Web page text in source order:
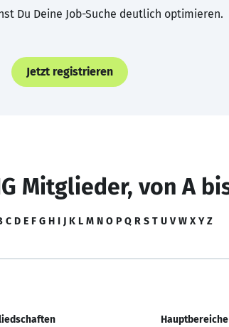
Du Deine Job-Suche deutlich optimieren.
Jetzt registrieren
Mitglieder, von A
C D E F G H I J K L M N O P Q R S T U V W X Y Z
Hauptbereiche